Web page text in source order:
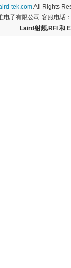
tek.comAll Rights
电子有限公司 客服电话
Laird射频,RFI 和